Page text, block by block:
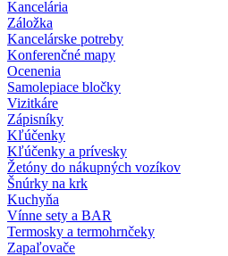
Kancelária
Záložka
Kancelárske potreby
Konferenčné mapy
Ocenenia
Samolepiace bločky
Vizitkáre
Zápisníky
Kľúčenky
Kľúčenky a prívesky
Žetóny do nákupných vozíkov
Šnúrky na krk
Kuchyňa
Vínne sety a BAR
Termosky a termohrnčeky
Zapaľovače